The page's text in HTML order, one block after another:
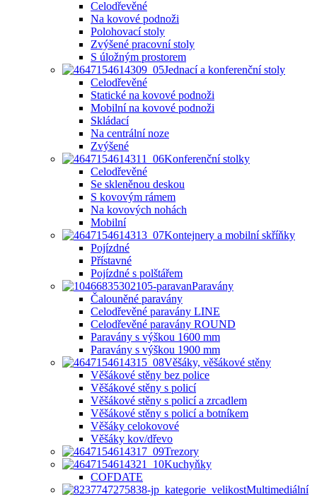
Celodřevěné
Na kovové podnoži
Polohovací stoly
Zvýšené pracovní stoly
S úložným prostorem
Jednací a konferenční stoly
Celodřevěné
Statické na kovové podnoži
Mobilní na kovové podnoži
Skládací
Na centrální noze
Zvýšené
Konferenční stolky
Celodřevěné
Se skleněnou deskou
S kovovým rámem
Na kovových nohách
Mobilní
Kontejnery a mobilní skříňky
Pojízdné
Přístavné
Pojízdné s polštářem
Paravány
Čalouněné paravány
Celodřevěné paravány LINE
Celodřevěné paravány ROUND
Paravány s výškou 1600 mm
Paravány s výškou 1900 mm
Věšáky, věšákové stěny
Věšákové stěny bez police
Věšákové stěny s policí
Věšákové stěny s policí a zrcadlem
Věšákové stěny s policí a botníkem
Věšáky celokovové
Věšáky kov/dřevo
Trezory
Kuchyňky
COFDATE
Multimediální